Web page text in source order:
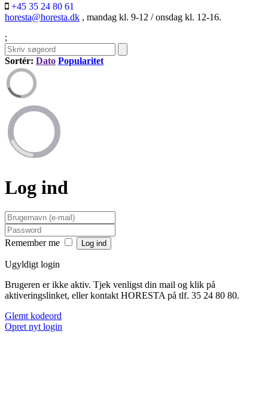
+45 35 24 80 61
horesta@horesta.dk , mandag kl. 9-12 / onsdag kl. 12-16.
;
Sortér: Dato Popularitet
Log ind
Remember me
Ugyldigt login
Brugeren er ikke aktiv. Tjek venligst din mail og klik på
aktiveringslinket, eller kontakt HORESTA på tlf. 35 24 80 80.
Glemt kodeord
Opret nyt login